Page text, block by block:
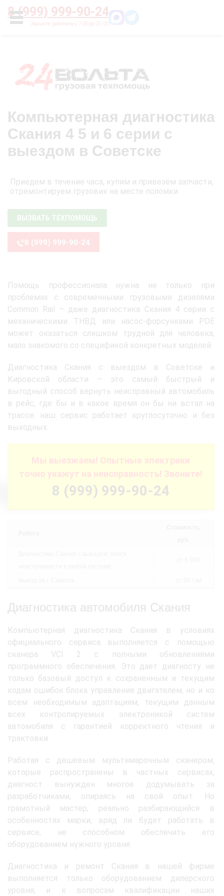
8 (999) 999-90-24
УСЛУГИ
Главная О нас Цены
Компьютерная диагностика
Скания 4 5 и 6 серии с
выездом в Советске
Приедем в течение часа, купим и привезём запчасти,
отремонтируем грузовик на месте поломки
ВЫЗВАТЬ ТЕХПОМОЩЬ
8 (999) 999-90-24
Помощь профессионала нужна не только при
проблемах с современными грузовыми дизелями
Common Rail – даже диагностика Скания 4 серии с
механическими ТНВД или насос-форсунками PDE
может оказаться слишком трудной для человека,
мало знакомого со спецификой конкретных моделей.
Диагностика Скания с выездом в Советске и
Кировской области – это самый быстрый и
выгодный способ вернуть неисправный автомобиль
в рейс, где бы и в какое время он бы ни встал на
трассе: наш сервис работает круглосуточно и без
выходных.
Мы выезжаем! Опытные электрики
точно укажут на неисправность! Звоните!
8 (999) 999-90-24
Диагностика автомобиля Скания
Компьютерная диагностика Скания в условиях
официального сервиса выполняется с помощью
сканера VCI 2 с полными обновлениями
программного обеспечения. Это дает диагносту не
только базовый доступ к сохраненным и текущим
кодам ошибок блока управления двигателем, но и ко
всем необходимым адаптациям, текущим данным
всех контролируемых электроникой систем
автомобиля с гарантией корректного чтения и
трактовки.
Работая с дешевым мультимарочным сканером,
которые распространены в частных сервисах,
диагност вынужден многое додумывать за
разработчиками, опираясь на свой опыт. Но
грамотный мастер, реально разбирающийся в
особенностях марки, вряд ли будет работать в
сервисе, не способном обеспечить его
оборудованием нужного уровня.
Диагностика и ремонт Скания в нашей фирме
выполняется только оборудованием дилерского
уровня, и к вопросам квалификации наших